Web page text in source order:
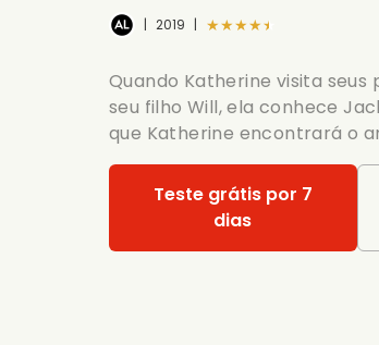
| 2019 | ★★★★★
Quando Katherine visita
seu filho Will, ela conhece
que Katherine encontrará o
Teste grátis por 7
dias